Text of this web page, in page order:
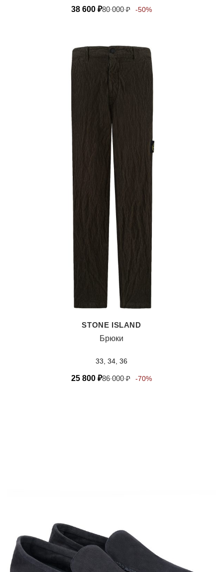
38 600 ₽80 000₽ -50%
STONE ISLAND
Брюки
33, 34, 36
25 800 ₽86 000₽ -70%